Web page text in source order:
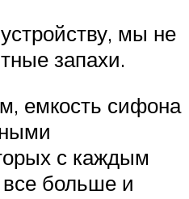
мы не
запахи.
емкость сифона
с каждым
больше и